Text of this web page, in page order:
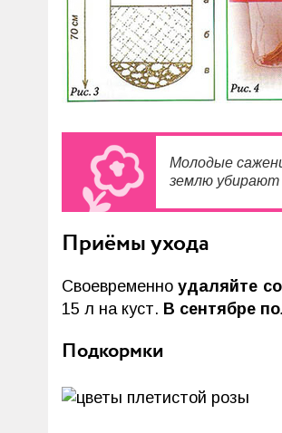
Молодые
землю убирают
Приёмы ухода
Своевременноудаляйте
15 л на куст. В сентябре
Подкормки